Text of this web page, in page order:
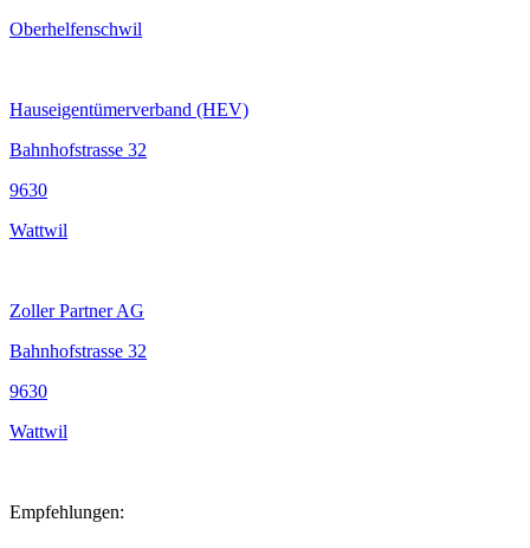
Oberhelfenschwil
Hauseigentümerverband (HEV)
Bahnhofstrasse 32
9630
Wattwil
Zoller Partner AG
Bahnhofstrasse 32
9630
Wattwil
Empfehlungen: